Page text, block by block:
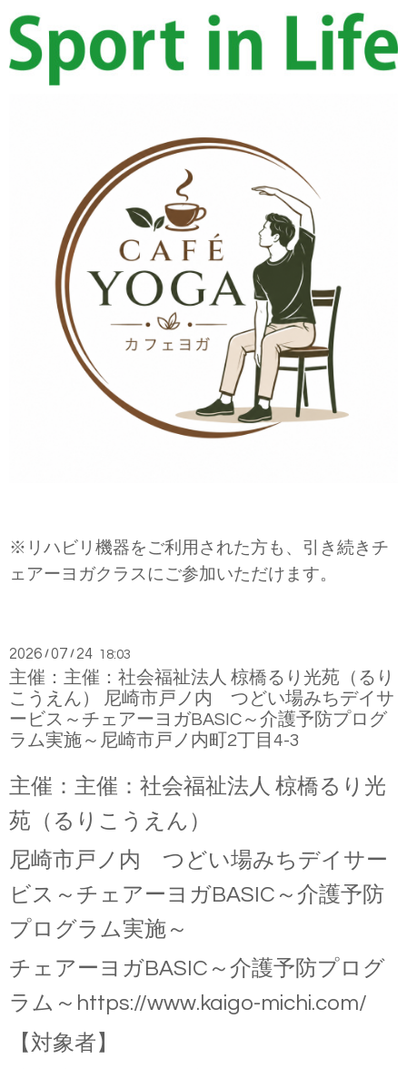
※リハビリ機器をご利用された方も、引き続きチ
ェアーヨガクラスにご参加いただけます。
2026 /07 / 24 18:03
主催：主催：社会福祉法人 椋橋るり光苑（るり
こうえん） 尼崎市戸ノ内 つどい場みちデイサ
ービス～チェアーヨガBASIC～介護予防プログ
ラム実施～尼崎市戸ノ内町2丁目4-3
主催：主催：社会福祉法人 椋橋るり光
苑（るりこうえん）
尼崎市戸ノ内 つどい場みちデイサー
ビス～チェアーヨガBASIC～介護予防
プログラム実施～
チェアーヨガBASIC ～介護予防プログ
ラム～ https://www.kaigo-michi.com/
【対象者】